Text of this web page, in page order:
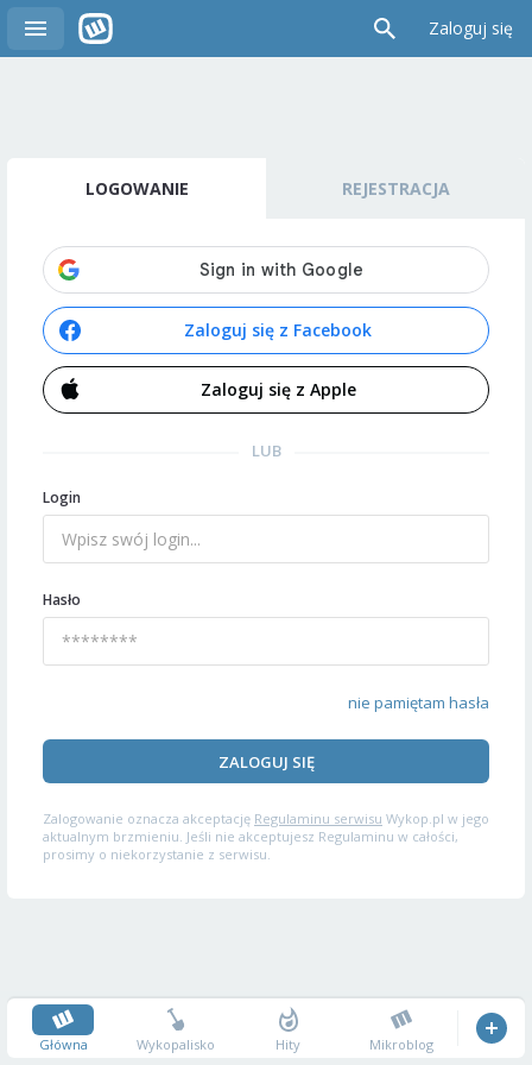
Zaloguj się
LOGOWANIE REJESTRACJA
Zaloguj się z Facebook
Zaloguj się z Apple
LUB
Login
Hasło
nie pamiętam hasła
ZALOGUJ SIĘ
Zalogowanie oznacza akceptację Regulaminu serwisu Wykop.pl w jego
aktualnym brzmieniu. Jeśli nie akceptujesz Regulaminu w całości,
prosimy o niekorzystanie z serwisu.
Główna Wykopalisko Hity Mikroblog